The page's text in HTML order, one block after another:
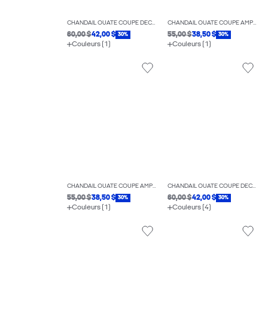
CHANDAIL OUATÉ COUPE DÉCONTRACTÉE
60,00 $42,00 $ 30%
Couleurs (1)
CHANDAIL OUATÉ COUPE AMPLE ÉCOURTÉE
55,00 $38,50 $ 30%
Couleurs (1)
CHANDAIL OUATÉ COUPE AMPLE ÉCOURTÉE
55,00 $38,50 $ 30%
Couleurs (1)
CHANDAIL OUATÉ COUPE DÉCONTRACTÉE
60,00 $42,00 $ 30%
Couleurs (4)